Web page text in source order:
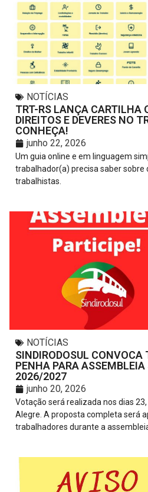
NOTÍCIAS
TRT-RS LANÇA CARTILHA
DIREITOS E DEVERES NO
CONHEÇA!
junho 22, 2026
Um guia online e em linguagem
trabalhador(a) precisa saber sobre
trabalhistas.
NOTÍCIAS
SINDIRODOSUL CONVOCA
PENHA PARA ASSEMBLEIA
2026/2027
junho 20, 2026
Votação será realizada nos dias
Alegre. A proposta completa será
trabalhadores durante a